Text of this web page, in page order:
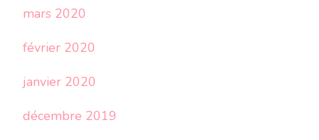
mars 2020
février 2020
janvier 2020
décembre 2019